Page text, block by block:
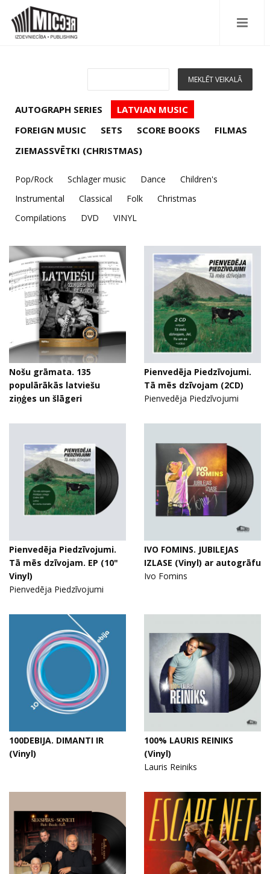
AUTOGRAPH SERIES
LATVIAN MUSIC
FOREIGN MUSIC
SETS SCORE BOOKS
FILMAS
ZIEMASSVĒTKI (CHRISTMAS)
Pop/Rock Schlager music Dance
Children's
Instrumental
Classical Folk
Christmas
Compilations
DVD VINYL
Nošu grāmata. 135
populārākās latviešu
ziņģes un šlāgeri
Pienvedēja Piedzīvojumi.
Tā mēs dzīvojam (2CD)
Pienvedēja Piedzīvojumi
Pienvedēja Piedzīvojumi.
Tā mēs dzīvojam. EP (10"
Vinyl)
Pienvedēja Piedzīvojumi
IVO FOMINS. JUBILEJAS
IZLASE (Vinyl) ar autogrāfu
Ivo Fomins
100DEBIJA. DIMANTI IR
(Vinyl)
100% LAURIS REINIKS
(Vinyl)
Lauris Reiniks